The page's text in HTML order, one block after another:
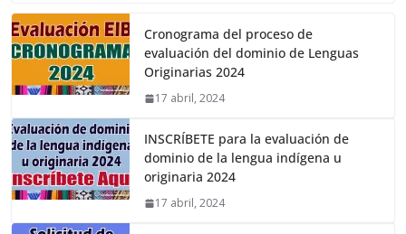
Cronograma del proceso de
evaluación del dominio de Lenguas
Originarias 2024
17 abril, 2024
INSCRÍBETE para la evaluación de
dominio de la lengua indígena u
originaria 2024
17 abril, 2024